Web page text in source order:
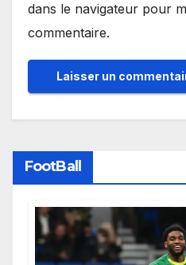
dans le navigateur pour
commentaire.
FootBall